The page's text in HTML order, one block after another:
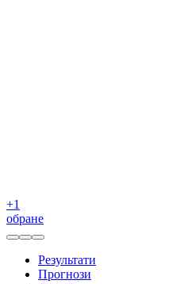
+1
обране
Результати
Прогнози